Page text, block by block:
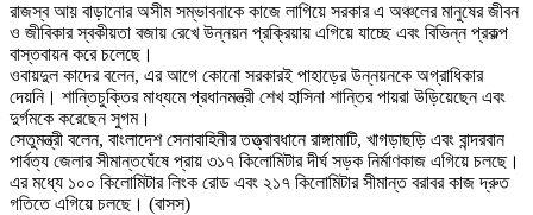
রাজস্ব আয় বাড়ানোর অসীম সম্ভাবনাকে কাজে লাগিয়ে সরকার এ অঞ্চলের মানুষের জীবন
ও জীবিকার স্বকীয়তা বজায় রেখে উন্নয়ন প্রক্রিয়ায় এগিয়ে যাচ্ছে এবং বিভিন্ন প্রকল্প
বাস্তবায়ন করে চলেছে।
ওবায়দুল কাদের বলেন, এর আগে কোনো সরকারই পাহাড়ের উন্নয়নকে অগ্রাধিকার
দেয়নি। শান্তিচুক্তির মাধ্যমে প্রধানমন্ত্রী শেখ হাসিনা শান্তির পায়রা উড়িয়েছেন এবং
দুর্গমকে করেছেন সুগম।
সেতুমন্ত্রী বলেন, বাংলাদেশ সেনাবাহিনীর তত্ত্বাবধানে রাঙ্গামাটি, খাগড়াছড়ি এবং বান্দরবান
পার্বত্য জেলার সীমান্তঘেঁষে প্রায় ৩১৭ কিলোমিটার দীর্ঘ সড়ক নির্মাণকাজ এগিয়ে চলছে।
এর মধ্যে ১০০ কিলোমিটার লিংক রোড এবং ২১৭ কিলোমিটার সীমান্ত বরাবর কাজ দ্রুত
গতিতে এগিয়ে চলছে। (বাসস)